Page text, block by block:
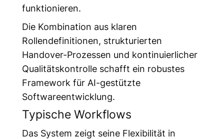
funktionieren.
Die Kombination aus klaren
Rollendefinitionen, strukturierten
Handover-Prozessen und kontinuierlicher
Qualitätskontrolle schafft ein robustes
Framework für AI-gestützte
Softwareentwicklung.
Typische Workflows
Das System zeigt seine Flexibilität in